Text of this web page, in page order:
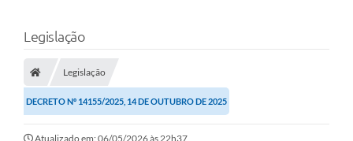
Legislação
Legislação
DECRETO Nº 14155/2025, 14 DE OUTUBRO DE 2025
Atualizado em: 06/05/2026 às 22h37